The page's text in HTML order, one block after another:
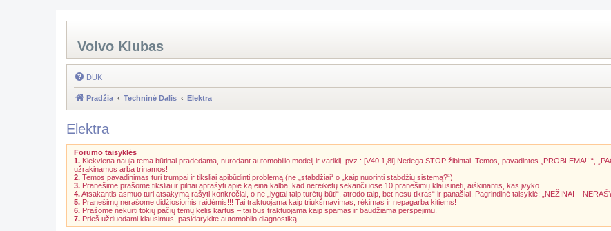
Volvo Klubas
DUK
Pradžia Techninė Dalis Elektra
Elektra
Forumo taisyklės
1. Kiekviena nauja tema būtinai pradedama, nurodant automobilio modelį ir variklį, pvz.: [V40 1,8i] Nedega STOP žibintai. Temos, pavadintos „PROBLEMA!!!“,
užrakinamos arba trinamos!
2. Temos pavadinimas turi trumpai ir tiksliai apibūdinti problemą (ne „stabdžiai“ o „kaip nuorinti stabdžių sistemą?“)
3. Pranešime prašome tiksliai ir pilnai aprašyti apie ką eina kalba, kad nereikėtų sekančiuose 10 pranešimų klausinėti, aiškinantis, kas įvyko...
4.Atsakantis asmuo turi atsakymą rašyti konkrečiai, o ne „lygtai taip turėtų būti“, atrodo taip, bet nesu tikras“ ir panašiai. Pagrindinė taisyklė: „NEŽINAI –
5. Pranešimų nerašome didžiosiomis raidėmis!!! Tai traktuojama kaip triukšmavimas, rėkimas ir nepagarba kitiems!
6. Prašome nekurti tokių pačių temų kelis kartus – tai bus traktuojama kaip spamas ir baudžiama perspėjimu.
7. Prieš užduodami klausimus, pasidarykite automobilo diagnostiką.